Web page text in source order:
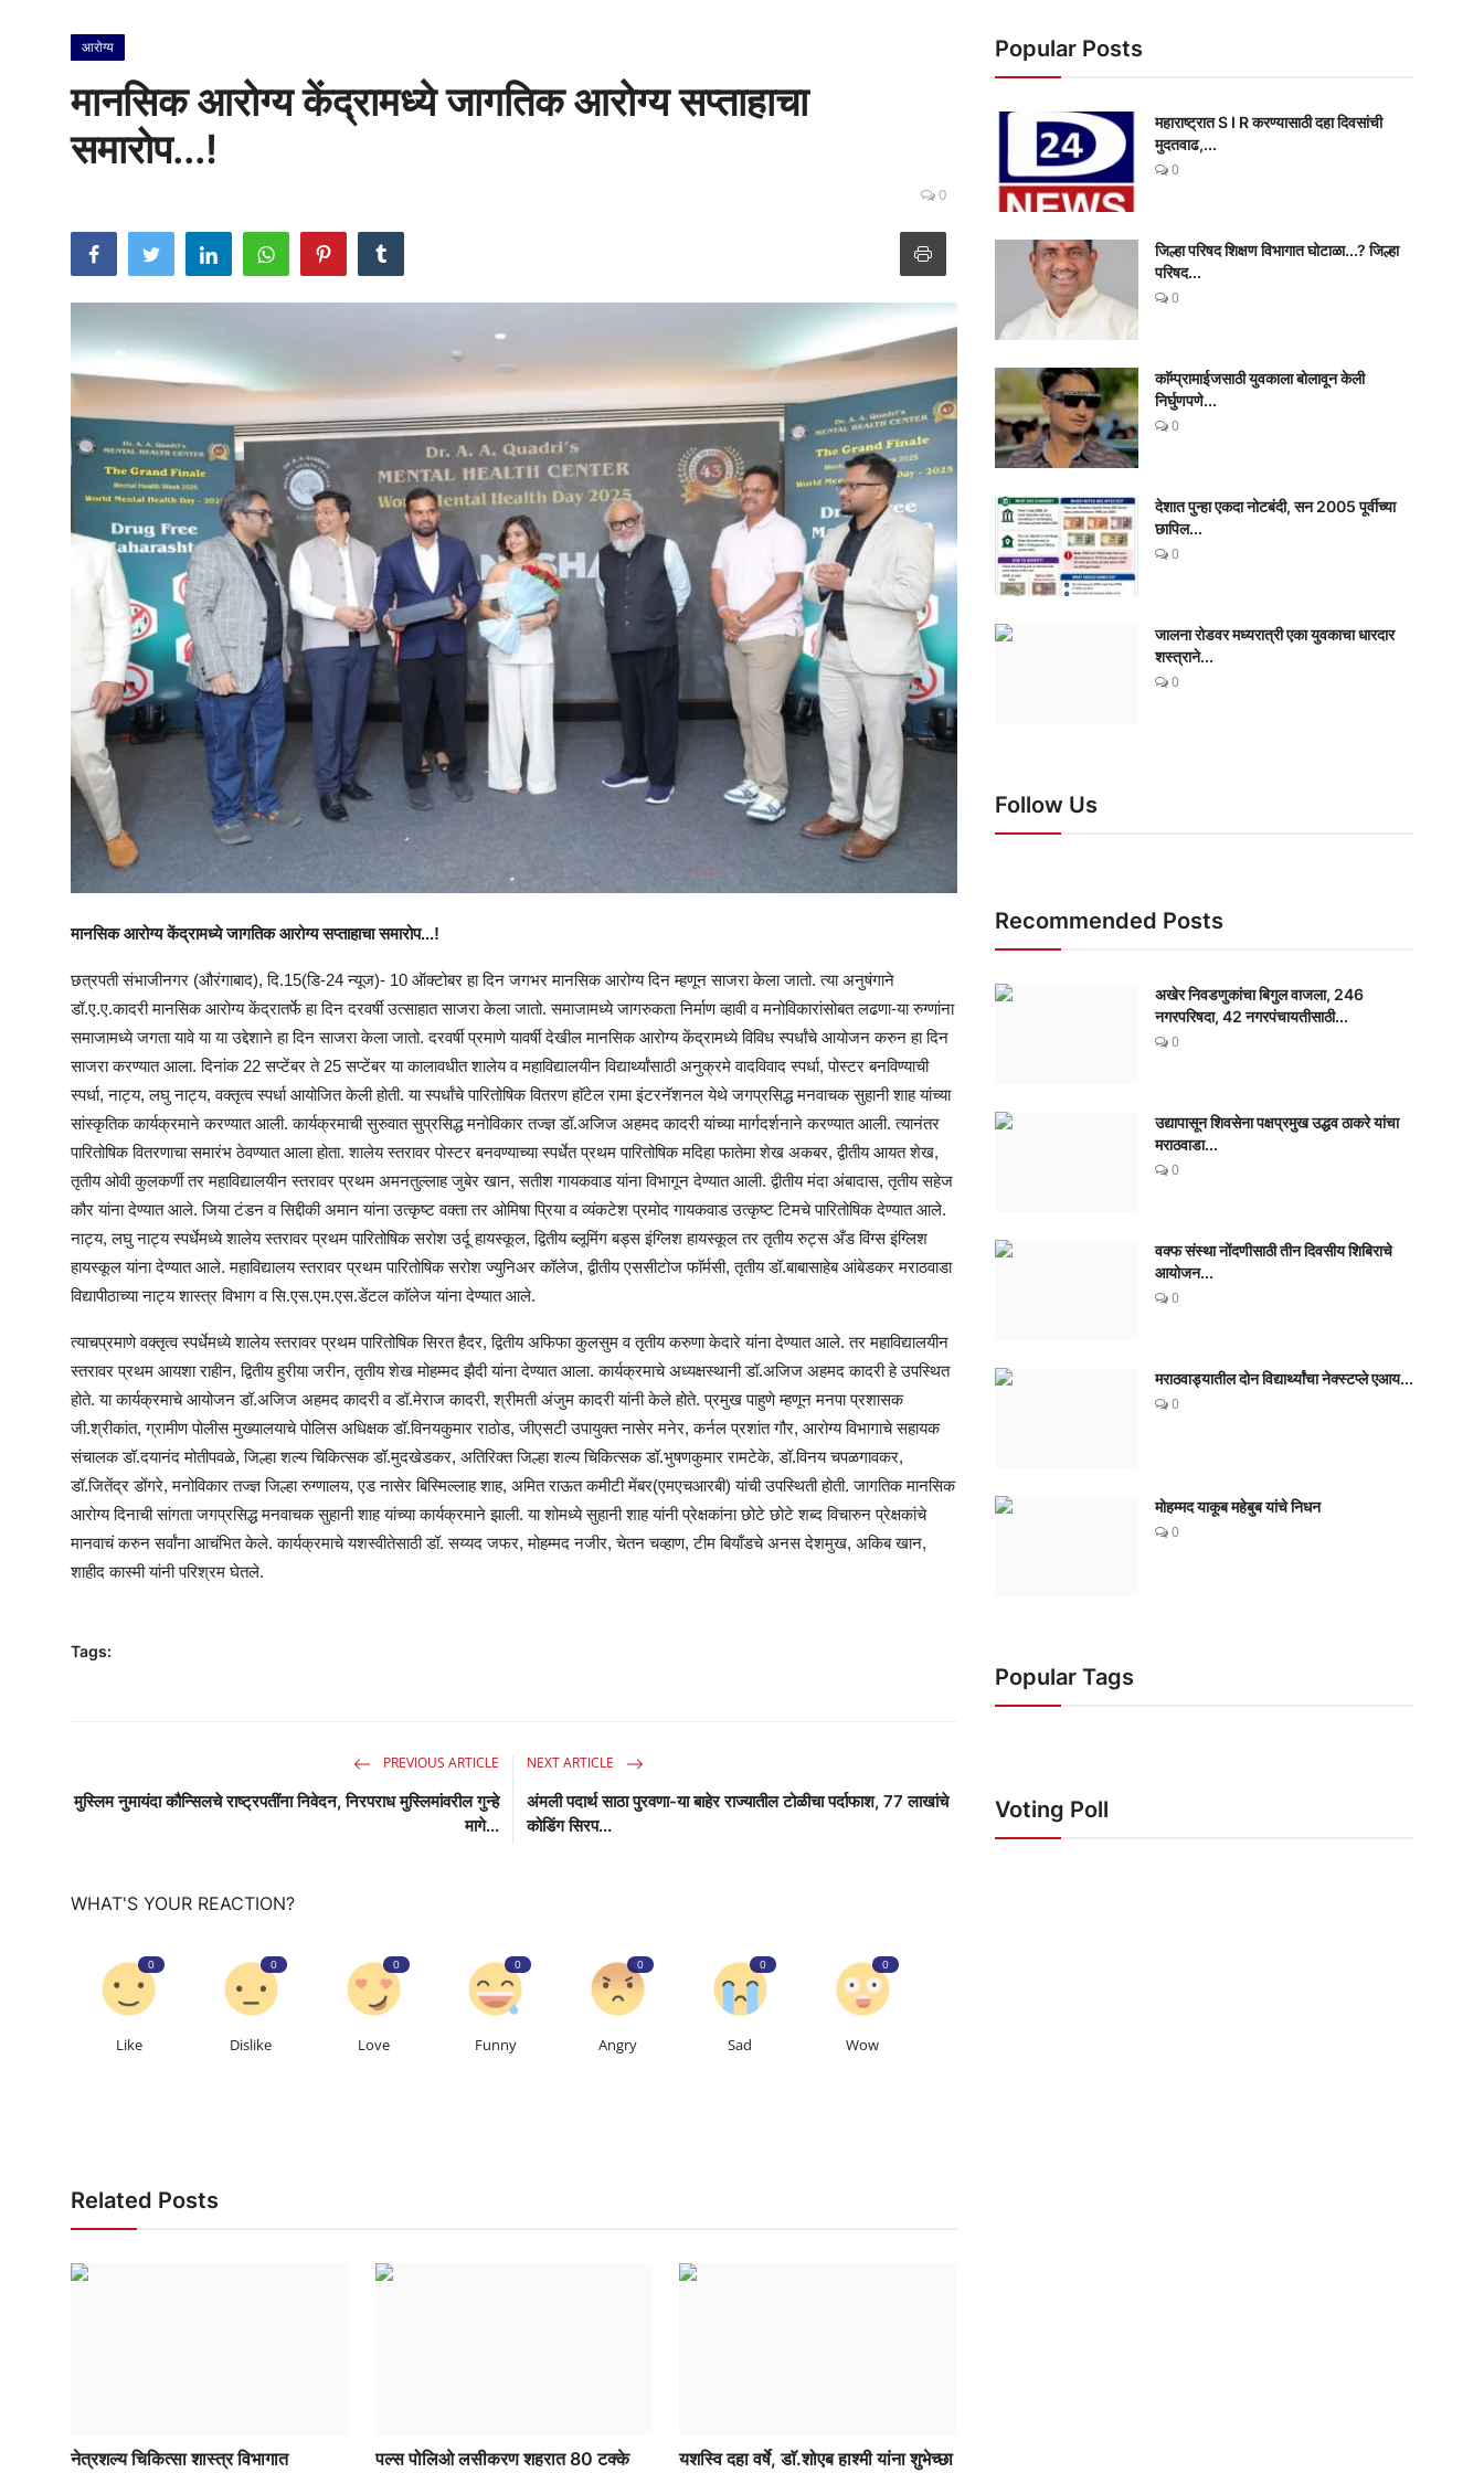
सामाजिक
आरोग्य
मानसिक आरोग्य केंद्रामध्ये जागतिक आरोग्य सप्ताहाचा
समारोप...!
0
मानसिक आरोग्य केंद्रामध्ये जागतिक आरोग्य सप्ताहाचा समारोप...!
छत्रपती संभाजीनगर (औरंगाबाद), दि.15(डि-24 न्यूज)- 10 ऑक्टोबर हा दिन जगभर मानसिक आरोग्य दिन म्हणून साजरा केला जातो. त्या अनुषंगाने
डॉ.ए.ए.कादरी मानसिक आरोग्य केंद्रातर्फे हा दिन दरवर्षी उत्साहात साजरा केला जातो. समाजामध्ये जागरुकता निर्माण व्हावी व मनोविकारांसोबत लढणा-या रुग्णांना
समाजामध्ये जगता यावे या या उद्देशाने हा दिन साजरा केला जातो. दरवर्षी प्रमाणे यावर्षी देखील मानसिक आरोग्य केंद्रामध्ये विविध स्पर्धांचे आयोजन करुन हा दिन
साजरा करण्यात आला. दिनांक 22 सप्टेंबर ते 25 सप्टेंबर या कालावधीत शालेय व महाविद्यालयीन विद्यार्थ्यांसाठी अनुक्रमे वादविवाद स्पर्धा, पोस्टर बनविण्याची
स्पर्धा, नाट्य, लघु नाट्य, वक्तृत्व स्पर्धा आयोजित केली होती. या स्पर्धांचे पारितोषिक वितरण हाॅटेल रामा इंटरनॅशनल येथे जगप्रसिद्ध मनवाचक सुहानी शाह यांच्या
सांस्कृतिक कार्यक्रमाने करण्यात आली. कार्यक्रमाची सुरुवात सुप्रसिद्ध मनोविकार तज्ज्ञ डॉ.अजिज अहमद कादरी यांच्या मार्गदर्शनाने करण्यात आली. त्यानंतर
पारितोषिक वितरणाचा समारंभ ठेवण्यात आला होता. शालेय स्तरावर पोस्टर बनवण्याच्या स्पर्धेत प्रथम पारितोषिक मदिहा फातेमा शेख अकबर, द्वीतीय आयत शेख,
तृतीय ओवी कुलकर्णी तर महाविद्यालयीन स्तरावर प्रथम अमनतुल्लाह जुबेर खान, सतीश गायकवाड यांना विभागून देण्यात आली. द्वीतीय मंदा अंबादास, तृतीय सहेज
कौर यांना देण्यात आले. जिया टंडन व सिद्दीकी अमान यांना उत्कृष्ट वक्ता तर ओमिषा प्रिया व व्यंकटेश प्रमोद गायकवाड उत्कृष्ट टिमचे पारितोषिक देण्यात आले.
नाट्य, लघु नाट्य स्पर्धेमध्ये शालेय स्तरावर प्रथम पारितोषिक सरोश उर्दू हायस्कूल, द्वितीय ब्लूमिंग बड्स इंग्लिश हायस्कूल तर तृतीय रुट्स अँड विंग्स इंग्लिश
हायस्कूल यांना देण्यात आले. महाविद्यालय स्तरावर प्रथम पारितोषिक सरोश ज्युनिअर कॉलेज, द्वीतीय एससीटोज फाॅर्मसी, तृतीय डॉ.बाबासाहेब आंबेडकर मराठवाडा
विद्यापीठाच्या नाट्य शास्त्र विभाग व सि.एस.एम.एस.डेंटल काॅलेज यांना देण्यात आले.
त्याचप्रमाणे वक्तृत्व स्पर्धेमध्ये शालेय स्तरावर प्रथम पारितोषिक सिरत हैदर, द्वितीय अफिफा कुलसुम व तृतीय करुणा केदारे यांना देण्यात आले. तर महाविद्यालयीन
स्तरावर प्रथम आयशा राहीन, द्वितीय हुरीया जरीन, तृतीय शेख मोहम्मद झैदी यांना देण्यात आला. कार्यक्रमाचे अध्यक्षस्थानी डॉ.अजिज अहमद कादरी हे उपस्थित
होते. या कार्यक्रमाचे आयोजन डॉ.अजिज अहमद कादरी व डॉ.मेराज कादरी, श्रीमती अंजुम कादरी यांनी केले होते. प्रमुख पाहुणे म्हणून मनपा प्रशासक
जी.श्रीकांत, ग्रामीण पोलीस मुख्यालयाचे पोलिस अधिक्षक डॉ.विनयकुमार राठोड, जीएसटी उपायुक्त नासेर मनेर, कर्नल प्रशांत गौर, आरोग्य विभागाचे सहायक
संचालक डॉ.दयानंद मोतीपवळे, जिल्हा शल्य चिकित्सक डॉ.मुदखेडकर, अतिरिक्त जिल्हा शल्य चिकित्सक डॉ.भुषणकुमार रामटेके, डॉ.विनय चपळगावकर,
डॉ.जितेंद्र डोंगरे, मनोविकार तज्ज्ञ जिल्हा रुग्णालय, एड नासेर बिस्मिल्लाह शाह, अमित राऊत कमीटी मेंबर(एमएचआरबी) यांची उपस्थिती होती. जागतिक मानसिक
आरोग्य दिनाची सांगता जगप्रसिद्ध मनवाचक सुहानी शाह यांच्या कार्यक्रमाने झाली. या शोमध्ये सुहानी शाह यांनी प्रेक्षकांना छोटे छोटे शब्द विचारुन प्रेक्षकांचे
मानवाचं करुन सर्वांना आचंभित केले. कार्यक्रमाचे यशस्वीतेसाठी डॉ. सय्यद जफर, मोहम्मद नजीर, चेतन चव्हाण, टीम बियाँडचे अनस देशमुख, अकिब खान,
शाहीद कास्मी यांनी परिश्रम घेतले.
Tags:
PREVIOUS ARTICLE
मुस्लिम नुमायंदा कौन्सिलचे राष्ट्रपतींना निवेदन, निरपराध मुस्लिमांवरील गुन्हे
मागे...
NEXT ARTICLE
अंमली पदार्थ साठा पुरवणा-या बाहेर राज्यातील टोळीचा पर्दाफाश, 77 लाखांचे
कोडिंग सिरप...
WHAT'S YOUR REACTION?
0
Like
0
Dislike
0
Love
0
Funny
0
Angry
0
Sad
0
Wow
Related Posts
नेत्रशल्य चिकित्सा शास्त्र विभागात
पल्स पोलिओ लसीकरण शहरात 80 टक्के
यशस्वि दहा वर्षे, डाॅ.शोएब हाश्मी यांना शुभेच्छा
Popular Posts
महाराष्ट्रात S I R करण्यासाठी दहा दिवसांची
मुदतवाढ,...
0
जिल्हा परिषद शिक्षण विभागात घोटाळा...? जिल्हा
परिषद...
0
काॅम्प्रामाईजसाठी युवकाला बोलावून केली
निर्घुणपणे...
0
देशात पुन्हा एकदा नोटबंदी, सन 2005 पूर्वीच्या
छापिल...
0
जालना रोडवर मध्यरात्री एका युवकाचा धारदार
शस्त्राने...
0
Follow Us
Recommended Posts
अखेर निवडणुकांचा बिगुल वाजला, 246
नगरपरिषदा, 42 नगरपंचायतीसाठी...
0
उद्यापासून शिवसेना पक्षप्रमुख उद्धव ठाकरे यांचा
मराठवाडा...
0
वक्फ संस्था नोंदणीसाठी तीन दिवसीय शिबिराचे
आयोजन...
0
मराठवाड्यातील दोन विद्यार्थ्यांचा नेक्स्टप्ले एआय...
0
मोहम्मद याकूब महेबुब यांचे निधन
0
Popular Tags
Voting Poll